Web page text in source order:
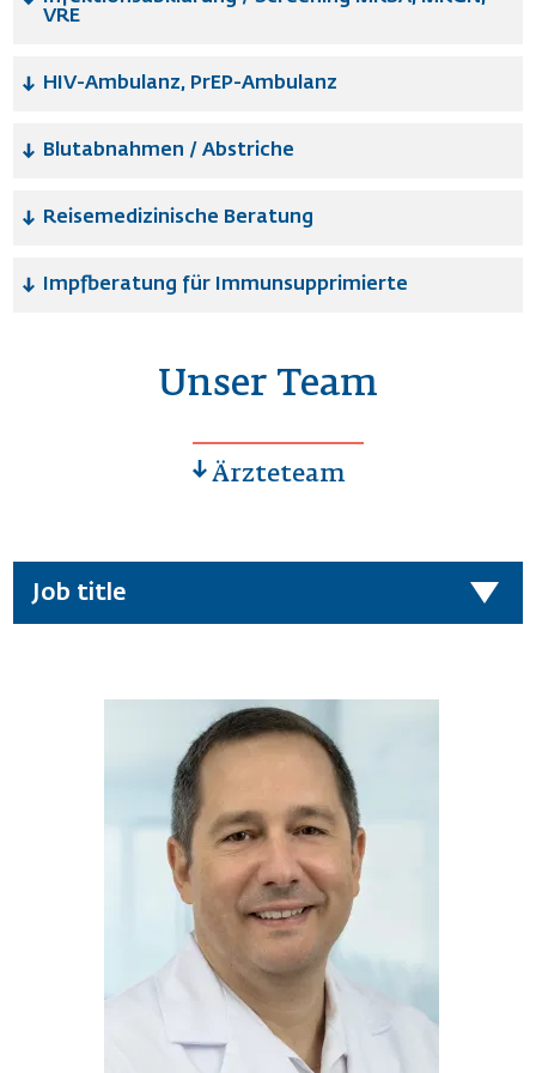
VRE
HIV-Ambulanz, PrEP-Ambulanz
Blutabnahmen / Abstriche
Reisemedizinische Beratung
Impfberatung für Immunsupprimierte
Unser Team
Ärzteteam
Job title